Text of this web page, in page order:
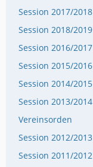
Session 2017/2018
Session 2018/2019
Session 2016/2017
Session 2015/2016
Session 2014/2015
Session 2013/2014
Vereinsorden
Session 2012/2013
Session 2011/2012